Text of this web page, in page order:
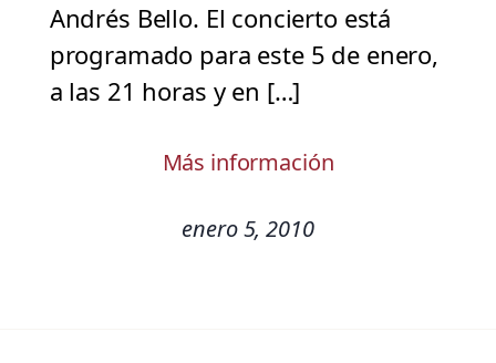
Andrés Bello. El concierto está
programado para este 5 de enero,
a las 21 horas y en […]
Más información
enero 5, 2010